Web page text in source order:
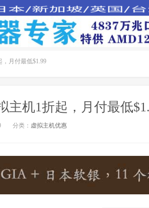
，月付最低$1.99
主机1折起，月付最低
分类： 虚拟主机优惠